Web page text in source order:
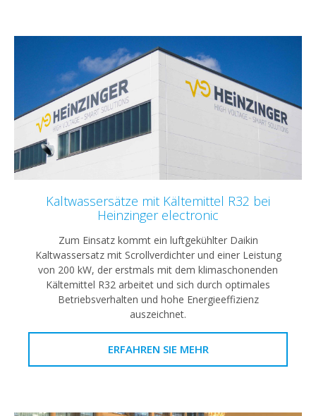
Kaltwassersätze mit Kältemittel R32 bei
Heinzinger electronic
Zum Einsatz kommt ein luftgekühlter Daikin
Kaltwassersatz mit Scrollverdichter und einer Leistung
von 200 kW, der erstmals mit dem klimaschonenden
Kältemittel R32 arbeitet und sich durch optimales
Betriebsverhalten und hohe Energieeffizienz
auszeichnet.
ERFAHREN SIE MEHR